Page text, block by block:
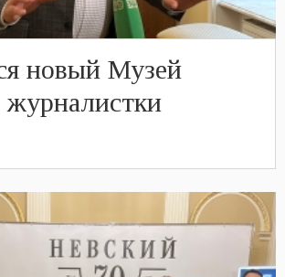
новый Музей
журналистки